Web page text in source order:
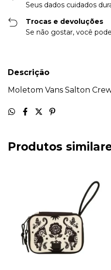
Seus dados cuidados
Trocas e devoluções
Se não gostar, você
Descrição
Moletom Vans Salton
Produtos